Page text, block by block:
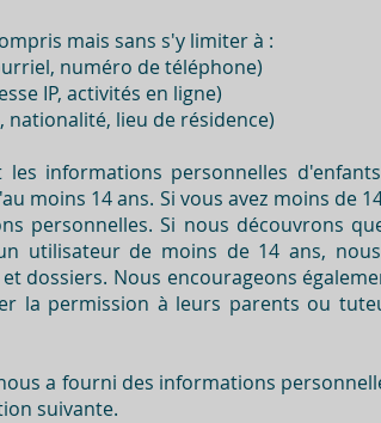
mais sans s'y limiter à :
numéro de téléphone)
IP, activités en ligne)
lieu de résidence)
informations personnelles
moins 14 ans. Si vous avez moins de
personnelles. Si nous découvrons
utilisateur de moins de 14 ans,
dossiers. Nous encourageons
la permission à leurs parents ou
a fourni des informations
suivante.